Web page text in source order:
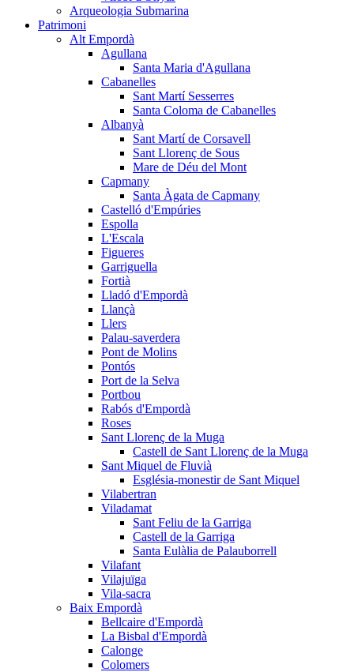
Arqueologia Submarina
Patrimoni
Alt Empordà
Agullana
Santa Maria d'Agullana
Cabanelles
Sant Martí Sesserres
Santa Coloma de Cabanelles
Albanyà
Sant Martí de Corsavell
Sant Llorenç de Sous
Mare de Déu del Mont
Capmany
Santa Àgata de Capmany
Castelló d'Empúries
Espolla
L'Escala
Figueres
Garriguella
Fortià
Lladó d'Empordà
Llançà
Llers
Palau-saverdera
Pont de Molins
Pontós
Port de la Selva
Portbou
Rabós d'Empordà
Roses
Sant Llorenç de la Muga
Castell de Sant Llorenç de la Muga
Sant Miquel de Fluvià
Església-monestir de Sant Miquel
Vilabertran
Viladamat
Sant Feliu de la Garriga
Castell de la Garriga
Santa Eulàlia de Palauborrell
Vilafant
Vilajuïga
Vila-sacra
Baix Empordà
Bellcaire d'Empordà
La Bisbal d'Empordà
Calonge
Colomers